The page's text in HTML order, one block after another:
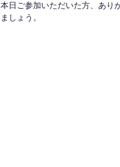
本日ご参加いただいた方、あり
ましょう。